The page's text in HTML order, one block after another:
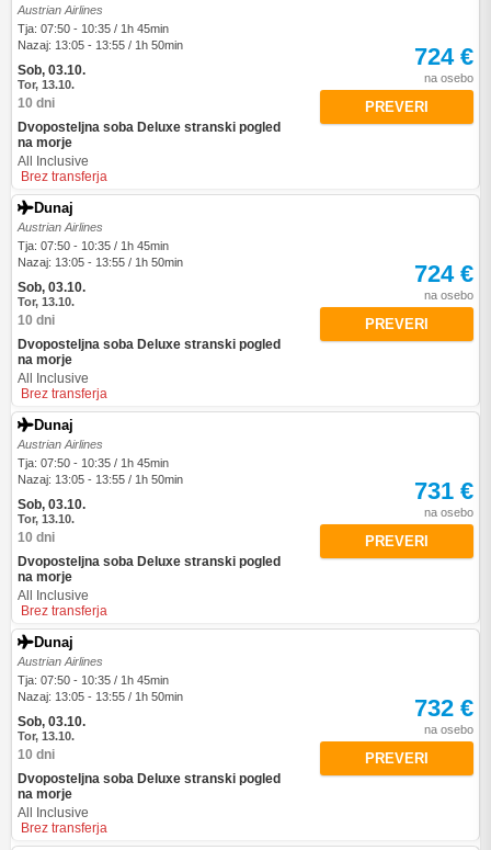
Austrian Airlines
Tja: 07:50 - 10:35 / 1h 45min
Nazaj: 13:05 - 13:55 / 1h 50min
Sob, 03.10.
Tor, 13.10.
10 dni
Dvoposteljna soba Deluxe stranski pogled
na morje
All Inclusive
Brez transferja
724 €
na osebo
PREVERI
Dunaj
Austrian Airlines
Tja: 07:50 - 10:35 / 1h 45min
Nazaj: 13:05 - 13:55 / 1h 50min
Sob, 03.10.
Tor, 13.10.
10 dni
Dvoposteljna soba Deluxe stranski pogled
na morje
All Inclusive
Brez transferja
724 €
na osebo
PREVERI
Dunaj
Austrian Airlines
Tja: 07:50 - 10:35 / 1h 45min
Nazaj: 13:05 - 13:55 / 1h 50min
Sob, 03.10.
Tor, 13.10.
10 dni
Dvoposteljna soba Deluxe stranski pogled
na morje
All Inclusive
Brez transferja
731 €
na osebo
PREVERI
Dunaj
Austrian Airlines
Tja: 07:50 - 10:35 / 1h 45min
Nazaj: 13:05 - 13:55 / 1h 50min
Sob, 03.10.
Tor, 13.10.
10 dni
Dvoposteljna soba Deluxe stranski pogled
na morje
All Inclusive
Brez transferja
732 €
na osebo
PREVERI